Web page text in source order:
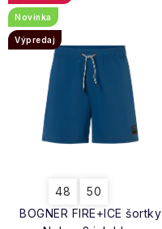
BOGNER FIRE+ICE šortky
Novinka
Výpredaj
48
50